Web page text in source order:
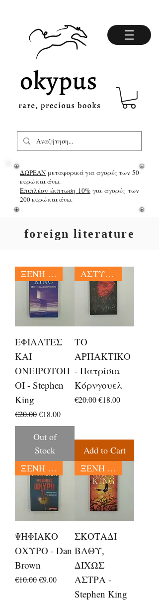
ΔΩΡΕΑΝ μεταφορικά για αγορές των 50
ευρώ και άνω.
Επιπλέον έκπτωση 10%για αγορές των
200 ευρώ και άνω.
foreign literature
ΞΕΝΗ ΛΟΓΟΤΕΧΝΙΑ
ΕΦΙΑΛΤΕΣ
ΚΑΙ
ΟΝΕΙΡΟΤΟΠ
ΟΙ - Stephen
King
Regular Price
€20.00Sale Price
€18.00
Out of
Stock
ΑΣΤΥΝΟΜΙΚΗ ΛΟΓΟΤΕΧΝΙΑ
ΤΟ
ΑΡΠΑΚΤΙΚΟ
- Πατρίσια
Κόρνγουελ
Regular Price
€20.00Sale Price
€18.00
Add to Cart
ΞΕΝΗ ΛΟΓΟΤΕΧΝΙΑ
ΨΗΦΙΑΚΟ
ΟΧΥΡΟ - Dan
Brown
Regular Price
€10.00Sale Price
€9.00
ΞΕΝΗ ΛΟΓΟΤΕΧΝΙΑ
ΣΚΟΤΑΔΙ
ΒΑΘΥ,
ΔΙΧΩΣ
ΑΣΤΡΑ -
Stephen King